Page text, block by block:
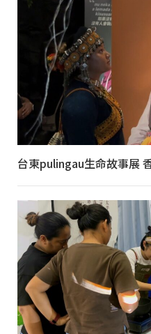
台東pulingau生命故事展